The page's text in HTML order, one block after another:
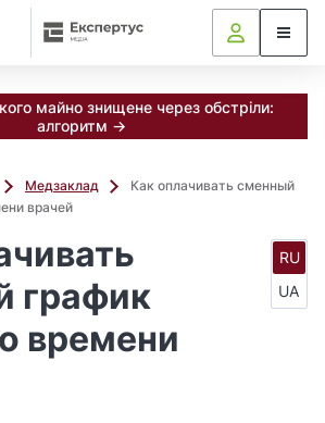
майно знищене через обстріли:
алгоритм →
Медзаклад
Как оплачивать сменный
врачей
график
времени
RU
UA